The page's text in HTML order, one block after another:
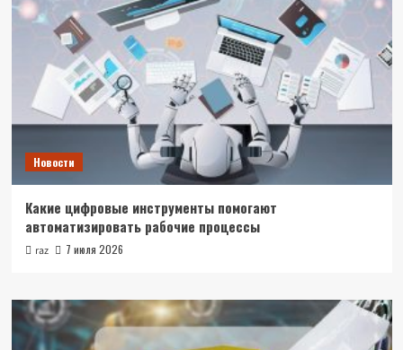
Новости
Какие цифровые инструменты помогают
автоматизировать рабочие процессы
raz 7 июля 2026